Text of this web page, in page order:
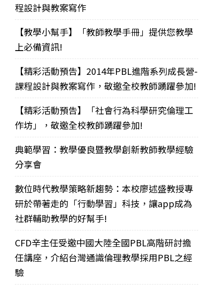
程設計與教案寫作
【教學小幫手】「教師教學手冊」提供您教學
上必備資訊!
【精彩活動預告】2014年PBL進階系列成長營-
課程設計與教案寫作，敬邀全校教師踴躍參加!
【精彩活動預告】「社會行為科學研究倫理工
作坊」，敬邀全校教師踴躍參加!
典範學習：教學優良暨教學創新教師教學經驗
分享會
數位時代教學策略新趨勢：本校廖述盛教授專
研於帶著走的「行動學習」科技，讓app成為
社群輔助教學的好幫手!
CFD辛主任受邀中國大陸全國PBL高階研討擔
任講座，介紹台灣通識倫理教學採用PBL之經
驗